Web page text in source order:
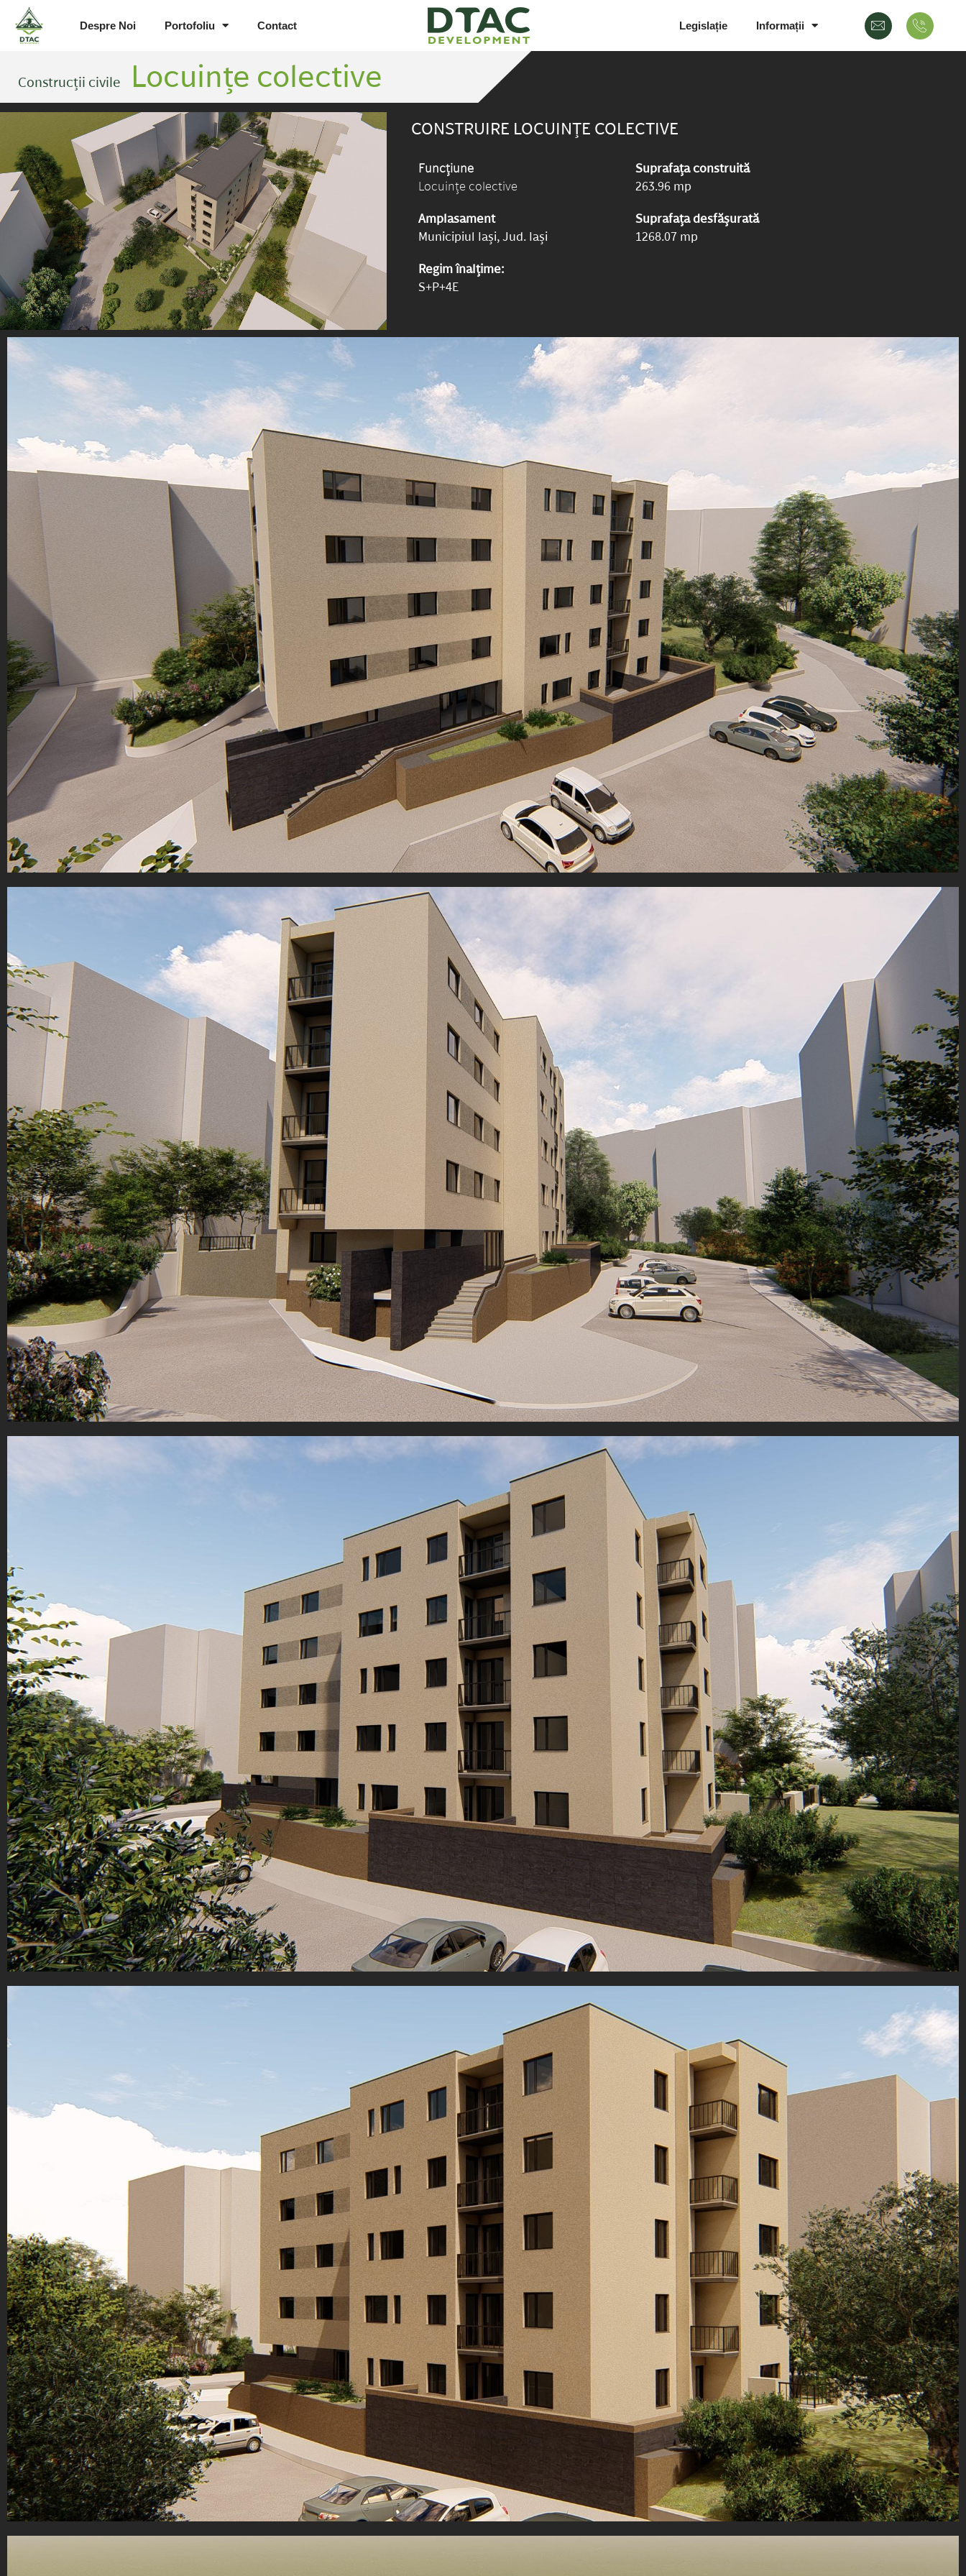
Despre Noi Portofoliu Contact Legislație Informații
Construcții civile Locuințe colective
CONSTRUIRE LOCUINȚE COLECTIVE
Funcțiune
Locuințe colective
Suprafața construită
263.96 mp
Amplasament
Municipiul Iași, Jud. Iași
Suprafața desfășurată
1268.07 mp
Regim înalțime:
S+P+4E